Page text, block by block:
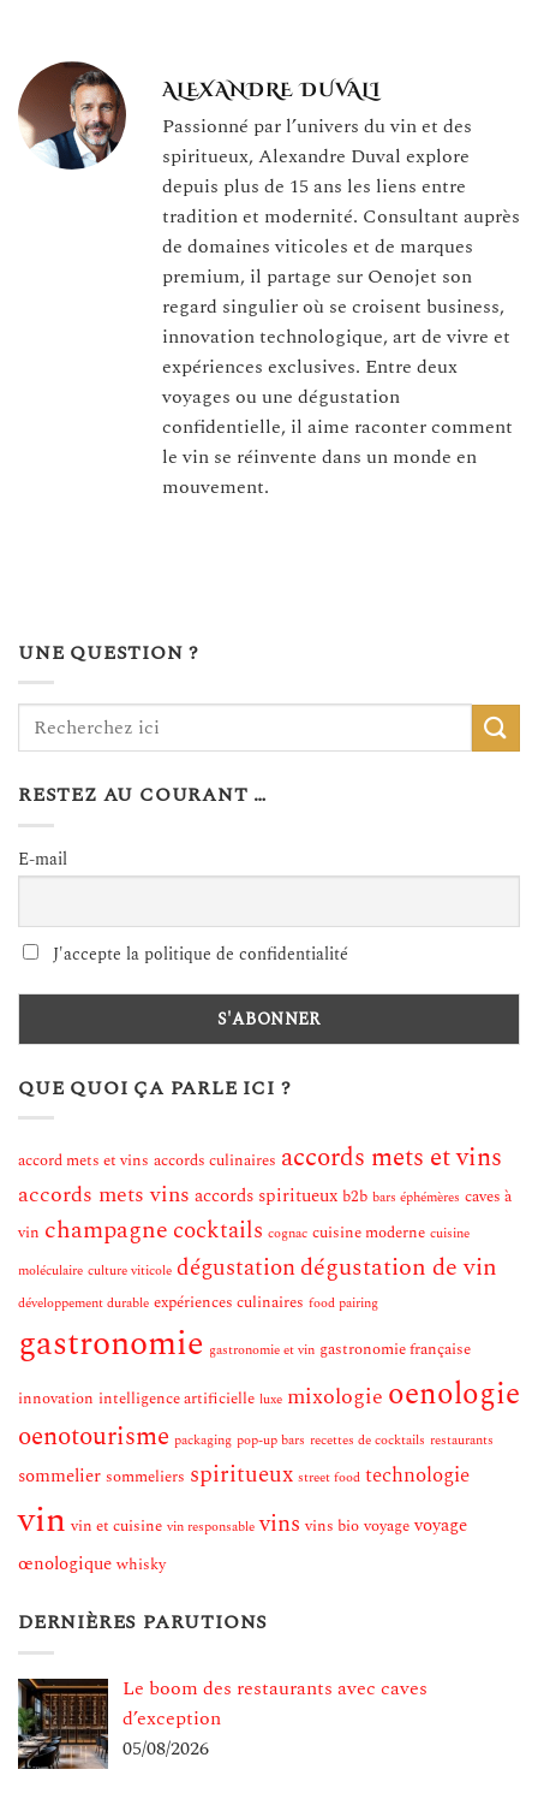
ALEXANDRE DUVALI
Passionné par l’univers du vin et des
spiritueux, Alexandre Duval explore
depuis plus de 15 ans les liens entre
tradition et modernité. Consultant auprès
de domaines viticoles et de marques
premium, il partage sur Oenojet son
regard singulier où se croisent business,
innovation technologique, art de vivre et
expériences exclusives. Entre deux
voyages ou une dégustation
confidentielle, il aime raconter comment
le vin se réinvente dans un monde en
mouvement.
UNE QUESTION ?
RESTEZ AU COURANT …
E-mail
J'accepte la politique de confidentialité
QUE QUOI ÇA PARLE ICI ?
accord mets et vins accords culinaires accords mets et vins
accords mets vins accords spiritueux b2b bars éphémères caves à
vin champagne cocktails cognac cuisine moderne cuisine
moléculaire culture viticole dégustationdégustation de vin
développement durable expériences culinaires food pairing
gastronomie gastronomie et vin gastronomie française
innovation intelligence artificielle luxe mixologie oenologie
oenotourisme packaging pop-up bars recettes de cocktails restaurants
sommelier sommeliers spiritueux street food technologie
vin vin et cuisine vin responsable vins vins bio voyage voyage
œnologique whisky
DERNIÈRES PARUTIONS
Le boom des restaurants avec caves
d’exception
05/08/2026